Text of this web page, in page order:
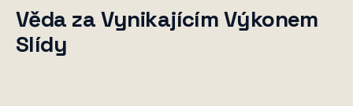
Věda za Vynikajícím Výkonem
Slídy